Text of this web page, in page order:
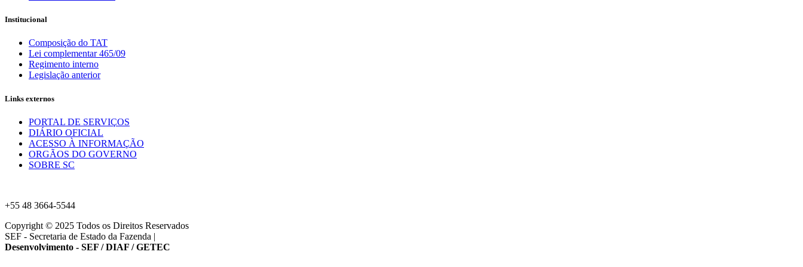
Institucional
Composição do TAT
Lei complementar 465/09
Regimento interno
Legislação anterior
Links externos
PORTAL DE SERVIÇOS
DIÁRIO OFICIAL
ACESSO À INFORMAÇÃO
ORGÃOS DO GOVERNO
SOBRE SC
+55 48 3664-5544
Copyright © 2025 Todos os Direitos Reservados
SEF - Secretaria de Estado da Fazenda |
Desenvolvimento - SEF / DIAF / GETEC